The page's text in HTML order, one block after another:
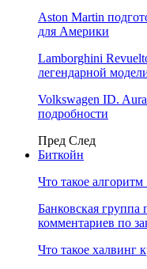
Aston Martin
для Америки
Lamborghini
легендарной
Volkswagen ID.
подробности
Пред След
Биткойн
Что такое
Банковская группа
комментариев по
Что такое халвинг